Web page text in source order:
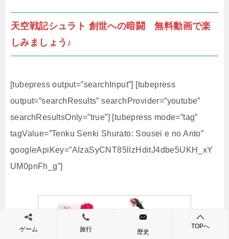
天空戦記シュラト 創世への暗闘 無料動画で楽
しみましょう♪
[tubepress output=”searchInput”] [tubepress
output=”searchResults” searchProvider=”youtube”
searchResultsOnly=”true”] [tubepress mode=”tag”
tagValue=”Tenku Senki Shurato: Sousei e no Anto”
googleApiKey=”AIzaSyCNT85lIzHditJ4dbe5UKH_xY
UM0pnFh_g”]
ゲーム 旅行 歴史
TOPへ